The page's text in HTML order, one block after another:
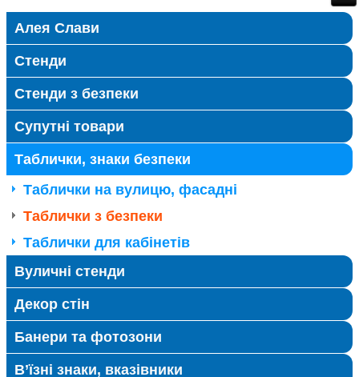
Алея Слави
Стенди
Стенди з безпеки
Супутні товари
Таблички, знаки безпеки
Таблички на вулицю, фасадні
Таблички з безпеки
Таблички для кабінетів
Вуличні стенди
Декор стін
Банери та фотозони
В’їзні знаки, вказівники